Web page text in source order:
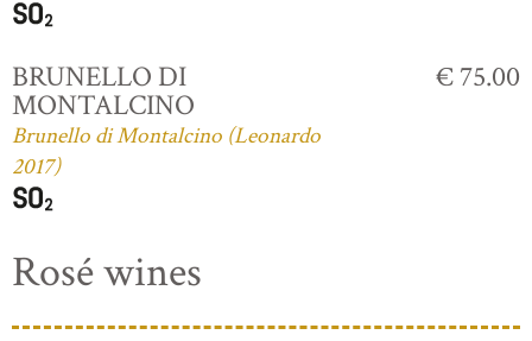
BRUNELLO DI
MONTALCINO
Brunello di Montalcino (Leonardo
2017)
€ 75.00
Rosé wines